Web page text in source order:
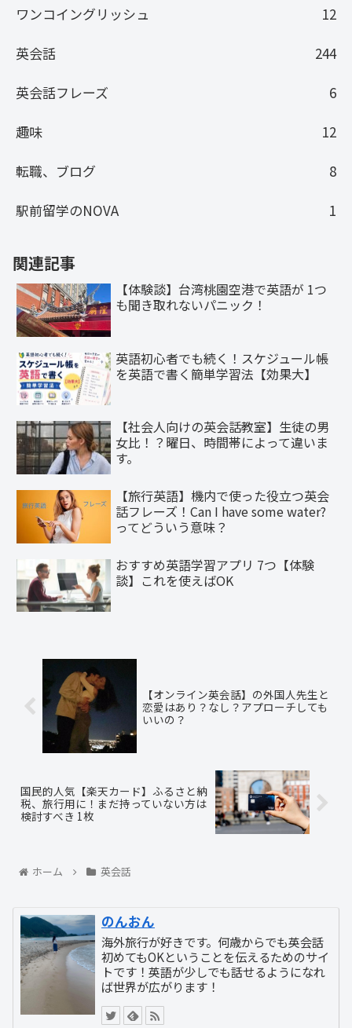
ワンコイングリッシュ
12
英会話
244
英会話フレーズ
6
趣味
12
転職、ブログ
8
駅前留学のNOVA
1
関連記事
【体験談】台湾桃園空港で英語が 1つ
も聞き取れないパニック！
英語初心者でも続く！スケジュール帳
を英語で書く簡単学習法【効果大】
【社会人向けの英会話教室】生徒の男
女比！？曜日、時間帯によって違いま
す。
【旅行英語】機内で使った役立つ英会
話フレーズ！Can I have some water?
ってどういう意味？
おすすめ英語学習アプリ 7つ【体験
談】これを使えばOK
【オンライン英会話】の外国人先生と
恋愛はあり？なし？アプローチしても
いいの？
国民的人気【楽天カード】ふるさと納
税、旅行用に！まだ持っていない方は
検討すべき 1枚
ホーム 英会話
のんおん
海外旅行が好きです。何歳からでも英会話
初めてもOKということを伝えるためのサイ
トです！英語が少しでも話せるようになれ
ば世界が広がります！